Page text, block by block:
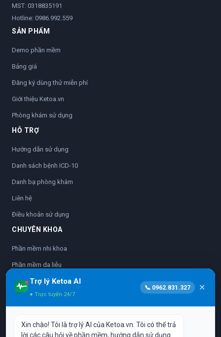
MST: 0318835191
Hotline: 0986.992.559
SẢN PHẨM
Demo phần mềm
Bảng giá
Đăng ký dùng thử miễn phí
Giới thiệu Ketoa.vn
Phòng khám sử dụng
HỖ TRỢ
Hướng dẫn sử dụng
Danh sách bệnh ICD-10
Danh bạ phòng khám
Liên hệ
Điều khoản sử dụng
CHUYÊN KHOA
Phần mềm nhi khoa
Phần mềm da liễu
Phần mềm nhãn khoa
Phần mềm sản phụ khoa
Phần mềm y học cổ truyền
Trợ lý Ketoa AI
● Trực tuyến 24/7
📞 0962.831.327 ✕
Xin chào! Tôi là trợ lý AI của Ketoa.vn. Tôi có thể trả
lời các câu hỏi về phần mềm, hướng dẫn sử dụng